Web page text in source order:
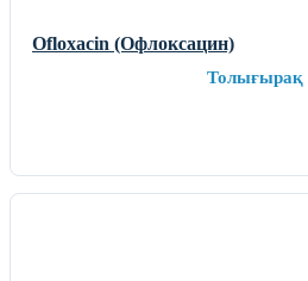
Ofloxacin (Офлоксацин)